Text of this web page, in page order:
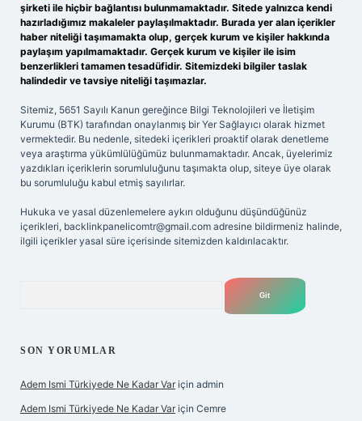
şirketi ile hiçbir bağlantısı bulunmamaktadır. Sitede yalnızca kendi
hazırladığımız makaleler paylaşılmaktadır. Burada yer alan içerikler
haber niteliği taşımamakta olup, gerçek kurum ve kişiler hakkında
paylaşım yapılmamaktadır. Gerçek kurum ve kişiler ile isim
benzerlikleri tamamen tesadüfidir. Sitemizdeki bilgiler taslak
halindedir ve tavsiye niteliği taşımazlar.
Sitemiz, 5651 Sayılı Kanun gereğince Bilgi Teknolojileri ve İletişim
Kurumu (BTK) tarafından onaylanmış bir Yer Sağlayıcı olarak hizmet
vermektedir. Bu nedenle, sitedeki içerikleri proaktif olarak denetleme
veya araştırma yükümlülüğümüz bulunmamaktadır. Ancak, üyelerimiz
yazdıkları içeriklerin sorumluluğunu taşımakta olup, siteye üye olarak
bu sorumluluğu kabul etmiş sayılırlar.
Hukuka ve yasal düzenlemelere aykırı olduğunu düşündüğünüz
içerikleri, backlinkpanelicomtr@gmail.com adresine bildirmeniz halinde,
ilgili içerikler yasal süre içerisinde sitemizden kaldırılacaktır.
SON YORUMLAR
Adem Ismi Türkiyede Ne Kadar Var için admin
Adem Ismi Türkiyede Ne Kadar Var için Cemre